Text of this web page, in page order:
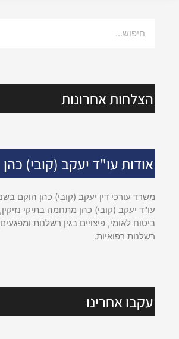
הצלחות אחרונות
אודות עו"ד יעקב (קובי) כהן
משרד עורכי דין יעקב (קובי) כהן הוקם בשנת
עו"ד יעקב (קובי) כהן מתחמה בתיקי
ביטוח לאומי, פיצויים בגין רשלנות
רשלנות רפואיות.
עקבו אחרינו